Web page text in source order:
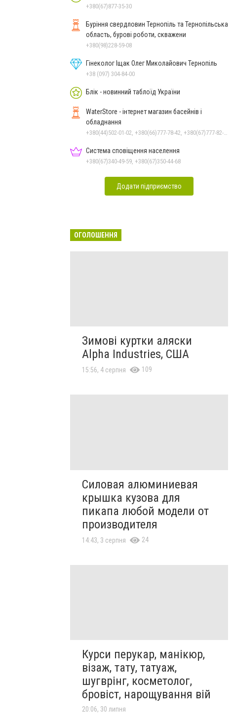
+380(67)877-35-30
Буріння свердловин Тернопіль та Тернопільська
область, бурові роботи, скважени
+380(98)228-59-08
Гінеколог Іщак Олег Миколайович Тернопіль
+38 (097) 304-84-00
Блік - новинний таблоїд України
WaterStore - інтернет магазин басейнів і
обладнання
+380(44)502-01-02, +380(66)777-78-42, +380(67)777-82-19, +380(67)890-80-80, +380(73)890-80-80, +380(44)502-01-03
Система сповіщення населення
+380(67)340-49-59, +380(67)350-44-68
Додати підприємство
ОГОЛОШЕННЯ
Зимові куртки аляски
Alpha Industries, США
15:56, 4 серпня 109
Силовая алюминиевая
крышка кузова для
пикапа любой модели от
производителя
14:43, 3 серпня 24
Курси перукар, манікюр,
візаж, тату, татуаж,
шугврінг, косметолог,
бровіст, нарощування вій
20:06, 30 липня